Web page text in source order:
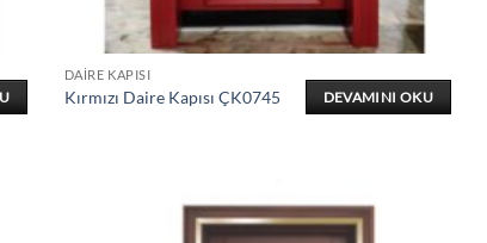
DAIRE KAPISI
Kırmızı Daire Kapısı ÇK0745 DEVAMINI OKU